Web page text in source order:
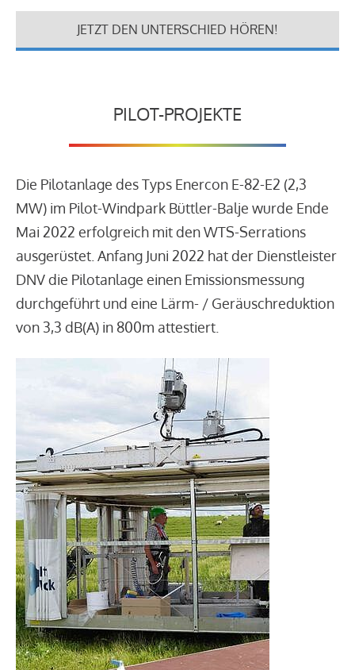
JETZT DEN UNTERSCHIED HÖREN!
PILOT-PROJEKTE
Die Pilotanlage des Typs Enercon E-82-E2 (2,3
MW) im Pilot-Windpark Büttler-Balje wurde Ende
Mai 2022 erfolgreich mit den WTS-Serrations
ausgerüstet. Anfang Juni 2022 hat der Dienstleister
DNV die Pilotanlage einen Emissionsmessung
durchgeführt und eine Lärm- / Geräuschreduktion
von 3,3 dB(A) in 800m attestiert.